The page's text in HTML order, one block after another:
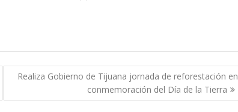
Realiza Gobierno de Tijuana jornada de reforestación en
conmemoración del Día de la Tierra